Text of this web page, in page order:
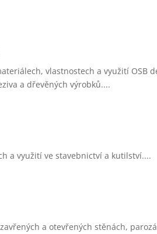
vlastnostech a využití OSB
a dřevěných výrobků....
a využití ve stavebnictví a kutilství....
a otevřených stěnách,